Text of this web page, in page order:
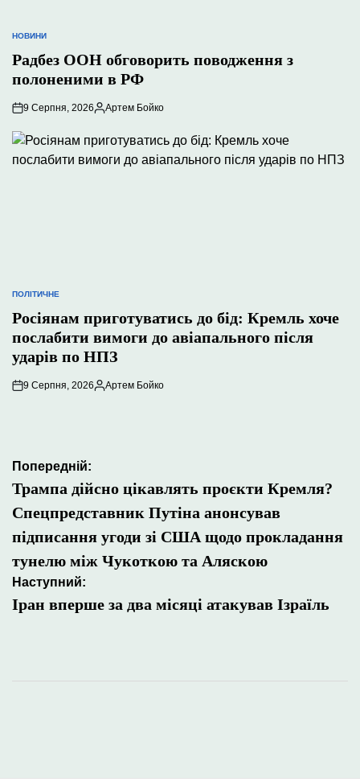
ОПУБЛІКУВАТИ
У
НОВИНИ
Радбез ООН обговорить поводження з
полоненими в РФ
9 Серпня, 2026
Опубліковано
Артем Бойко
ОПУБЛІКУВАТИ
У
ПОЛІТИЧНЕ
Росіянам приготуватись до бід: Кремль хоче
послабити вимоги до авіапального після
ударів по НПЗ
9 Серпня, 2026
Опубліковано
Артем Бойко
Навігація
записів
Попередній:
Трампа дійсно цікавлять проєкти Кремля?
Спецпредставник Путіна анонсував
підписання угоди зі США щодо прокладання
тунелю між Чукоткою та Аляскою
Наступний:
Іран вперше за два місяці атакував Ізраїль